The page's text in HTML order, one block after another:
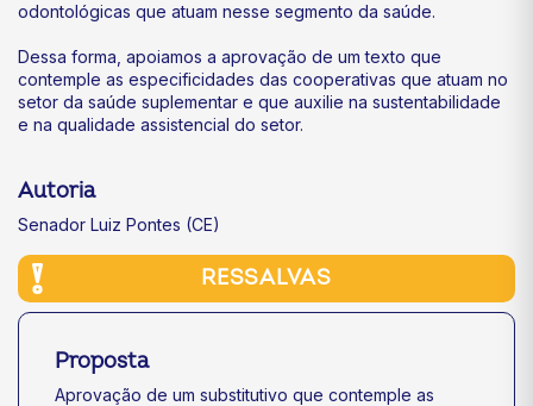
odontológicas que atuam nesse segmento da saúde.
Dessa forma, apoiamos a aprovação de um texto que
contemple as especificidades das cooperativas que atuam no
setor da saúde suplementar e que auxilie na sustentabilidade
e na qualidade assistencial do setor.
Autoria
Senador Luiz Pontes (CE)
RESSALVAS
Proposta
Aprovação de um substitutivo que contemple as